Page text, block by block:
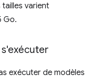
tailles varient
Go.
exécuter de modèles